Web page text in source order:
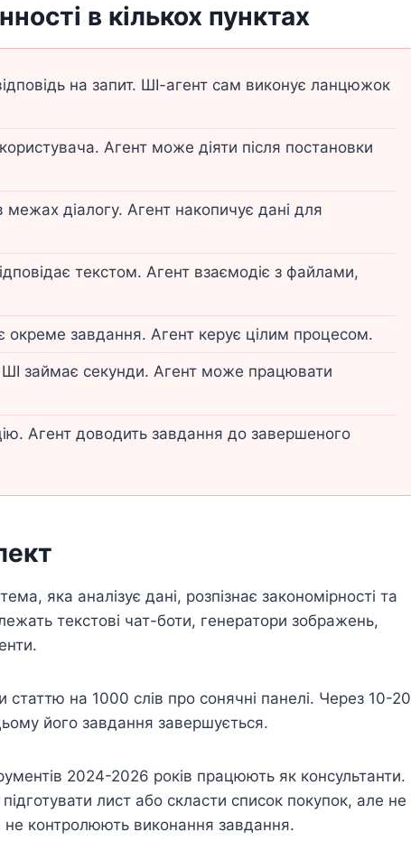
в кількох пунктах
на запит. ШІ-агент сам виконує ланцюжок
Агент може діяти після постановки
діалогу. Агент накопичує дані для
текстом. Агент взаємодіє з файлами,
окреме завдання. Агент керує цілим процесом.
ШІ займає секунди. Агент може працювати
Агент доводить завдання до завершеного
яка аналізує дані, розпізнає закономірності та
текстові чат-боти, генератори зображень,
на 1000 слів про сонячні панелі. Через 10-20
його завдання завершується.
2024-2026 років працюють як консультанти.
лист або скласти список покупок, але не
контролюють виконання завдання.